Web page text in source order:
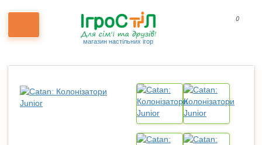
магазин настільних ігор
0